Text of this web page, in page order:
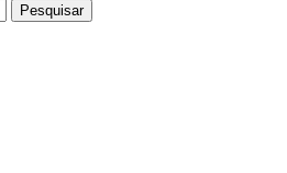
Pesquisar